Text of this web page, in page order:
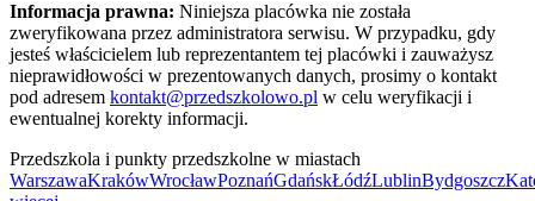
Informacja prawna: Niniejsza placówka nie została
zweryfikowana przez administratora serwisu. W przypadku, gdy
jesteś właścicielem lub reprezentantem tej placówki i zauważysz
nieprawidłowości w prezentowanych danych, prosimy o kontakt
pod adresem kontakt@przedszkolowo.pl w celu weryfikacji i
ewentualnej korekty informacji.
Przedszkola i punkty przedszkolne w miastach
WarszawaKrakówWrocławPoznańGdańskŁódźLublinBydgoszcz